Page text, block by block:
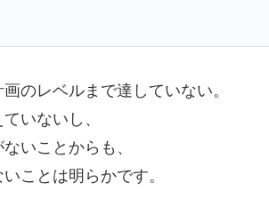
のレベルまで達していない。
いないし、
いことからも、
ことは明らかです。